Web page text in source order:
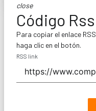
close
Código Rss
Para copiar el enlace
haga clic en el botón.
RSS link